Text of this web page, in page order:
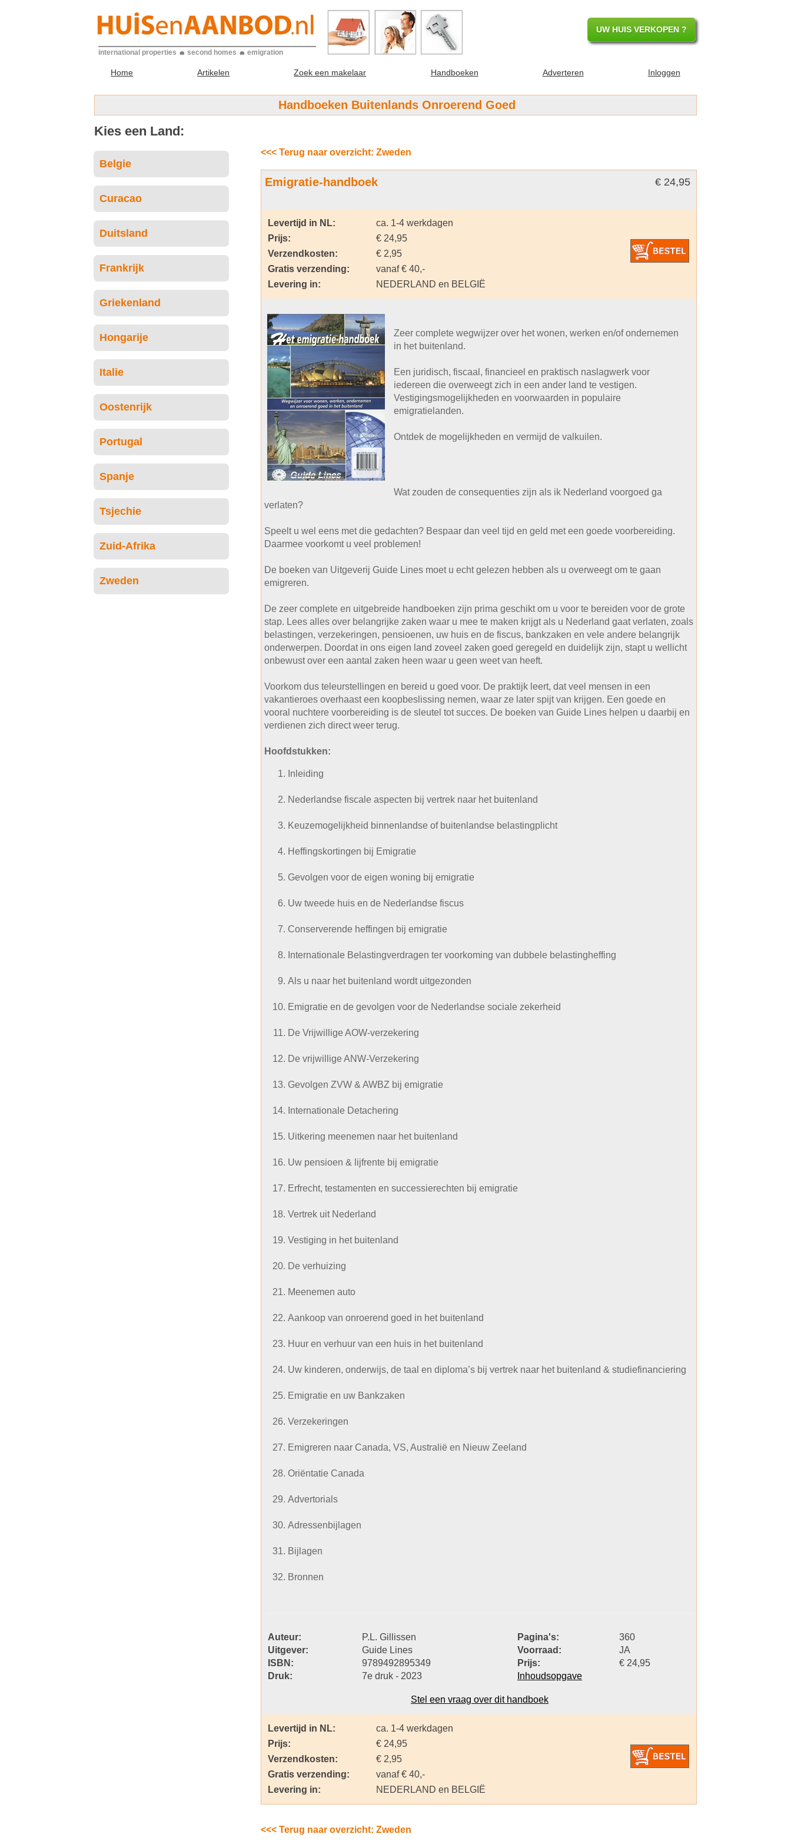
international properties second homes emigration
UW HUIS VERKOPEN ?
Home Artikelen Zoek een makelaar Handboeken Adverteren Inloggen
Handboeken Buitenlands Onroerend Goed
Kies een Land:
Belgie
Curacao
Duitsland
Frankrijk
Griekenland
Hongarije
Italie
Oostenrijk
Portugal
Spanje
Tsjechie
Zuid-Afrika
Zweden
<<< Terug naar overzicht: Zweden
€ 24,95
Emigratie-handboek
Levertijd in NL:
ca. 1-4 werkdagen
Prijs:
€ 24,95
Verzendkosten:
€ 2,95
Gratis verzending:
vanaf € 40,-
Levering in:
NEDERLAND en BELGIË
Zeer complete wegwijzer over het wonen, werken en/of ondernemen
in het buitenland.
Een juridisch, fiscaal, financieel en praktisch naslagwerk voor
iedereen die overweegt zich in een ander land te vestigen.
Vestigingsmogelijkheden en voorwaarden in populaire
emigratielanden.
Ontdek de mogelijkheden en vermijd de valkuilen.
Wat zouden de consequenties zijn als ik Nederland voorgoed ga
verlaten?
Speelt u wel eens met die gedachten? Bespaar dan veel tijd en geld met een goede voorbereiding.
Daarmee voorkomt u veel problemen!
De boeken van Uitgeverij Guide Lines moet u echt gelezen hebben als u overweegt om te gaan
emigreren.
De zeer complete en uitgebreide handboeken zijn prima geschikt om u voor te bereiden voor de grote
stap. Lees alles over belangrijke zaken waar u mee te maken krijgt als u Nederland gaat verlaten, zoals
belastingen, verzekeringen, pensioenen, uw huis en de fiscus, bankzaken en vele andere belangrijk
onderwerpen. Doordat in ons eigen land zoveel zaken goed geregeld en duidelijk zijn, stapt u wellicht
onbewust over een aantal zaken heen waar u geen weet van heeft.
Voorkom dus teleurstellingen en bereid u goed voor. De praktijk leert, dat veel mensen in een
vakantieroes overhaast een koopbeslissing nemen, waar ze later spijt van krijgen. Een goede en
vooral nuchtere voorbereiding is de sleutel tot succes. De boeken van Guide Lines helpen u daarbij en
verdienen zich direct weer terug.
Hoofdstukken:
Inleiding
Nederlandse fiscale aspecten bij vertrek naar het buitenland
Keuzemogelijkheid binnenlandse of buitenlandse belastingplicht
Heffingskortingen bij Emigratie
Gevolgen voor de eigen woning bij emigratie
Uw tweede huis en de Nederlandse fiscus
Conserverende heffingen bij emigratie
Internationale Belastingverdragen ter voorkoming van dubbele belastingheffing
Als u naar het buitenland wordt uitgezonden
Emigratie en de gevolgen voor de Nederlandse sociale zekerheid
De Vrijwillige AOW-verzekering
De vrijwillige ANW-Verzekering
Gevolgen ZVW & AWBZ bij emigratie
Internationale Detachering
Uitkering meenemen naar het buitenland
Uw pensioen & lijfrente bij emigratie
Erfrecht, testamenten en successierechten bij emigratie
Vertrek uit Nederland
Vestiging in het buitenland
De verhuizing
Meenemen auto
Aankoop van onroerend goed in het buitenland
Huur en verhuur van een huis in het buitenland
Uw kinderen, onderwijs, de taal en diploma’s bij vertrek naar het buitenland & studiefinanciering
Emigratie en uw Bankzaken
Verzekeringen
Emigreren naar Canada, VS, Australië en Nieuw Zeeland
Oriëntatie Canada
Advertorials
Adressenbijlagen
Bijlagen
Bronnen
Auteur: P.L. Gillissen Pagina's:
360
Uitgever:
Guide Lines Voorraad:
JA
ISBN:
9789492895349 Prijs:
€ 24,95
Druk:
7e druk - 2023 Inhoudsopgave
Stel een vraag over dit handboek
Levertijd in NL:
ca. 1-4 werkdagen
Prijs:
€ 24,95
Verzendkosten:
€ 2,95
Gratis verzending:
vanaf € 40,-
Levering in:
NEDERLAND en BELGIË
<<< Terug naar overzicht: Zweden